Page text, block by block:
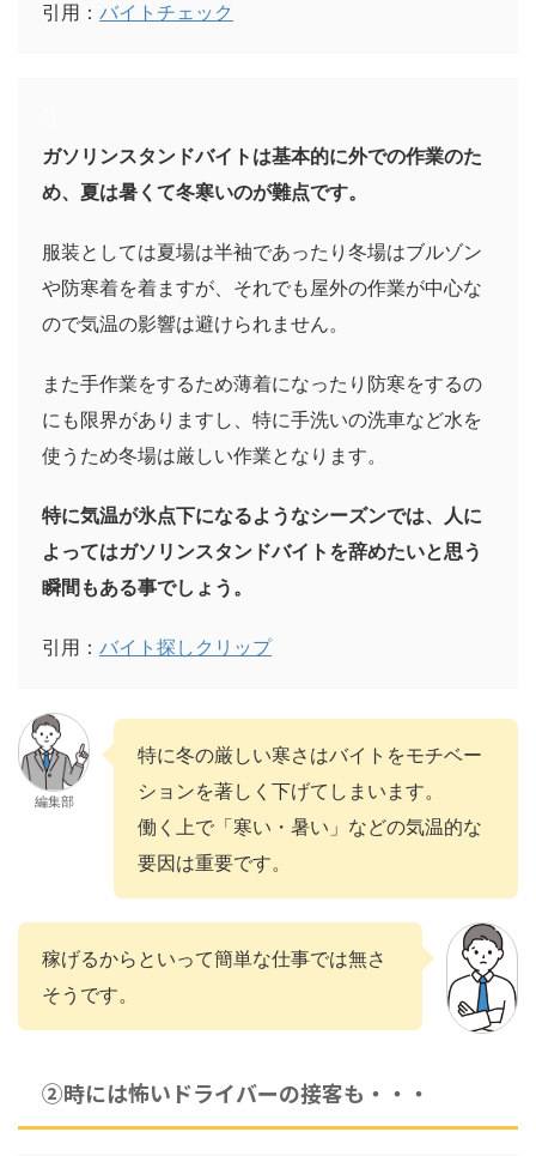
引用： バイトチェック
ガソリンスタンドバイトは基本的に外での作業のた
め、夏は暑くて冬寒いのが難点です。
服装としては夏場は半袖であったり冬場はブルゾン
や防寒着を着ますが、それでも屋外の作業が中心な
ので気温の影響は避けられません。
また手作業をするため薄着になったり防寒をするの
にも限界がありますし、特に手洗いの洗車など水を
使うため冬場は厳しい作業となります。
特に気温が氷点下になるようなシーズンでは、人に
よってはガソリンスタンドバイトを辞めたいと思う
瞬間もある事でしょう。
引用： バイト探しクリップ
編集部
特に冬の厳しい寒さはバイトをモチベー
ションを著しく下げてしまいます。
働く上で「寒い・暑い」などの気温的な
要因は重要です。
稼げるからといって簡単な仕事では無さ
そうです。
②時には怖いドライバーの接客も・・・